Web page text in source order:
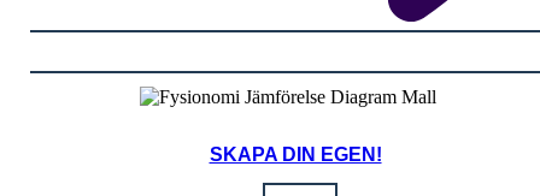
SKAPA DIN EGEN!